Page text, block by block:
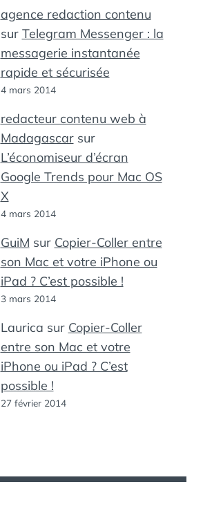
agence redaction contenu
sur Telegram Messenger : la
messagerie instantanée
rapide et sécurisée
4 mars 2014
redacteur contenu web à
Madagascarsur
L’économiseur d’écran
Google Trends pour Mac OS
X
4 mars 2014
GuiM sur Copier-Coller entre
son Mac et votre iPhone ou
iPad ? C’est possible !
3 mars 2014
Laurica sur Copier-Coller
entre son Mac et votre
iPhone ou iPad ? C’est
possible !
27 février 2014